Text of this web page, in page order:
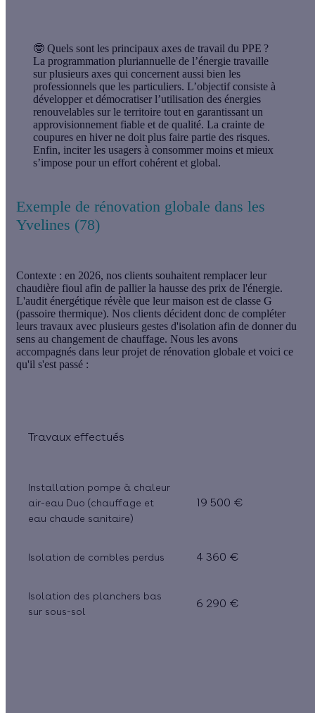
🤓 Quels sont les principaux axes de travail du PPE ?
La programmation pluriannuelle de l’énergie travaille
sur plusieurs axes qui concernent aussi bien les
professionnels que les particuliers. L’objectif consiste à
développer et démocratiser l’utilisation des énergies
renouvelables sur le territoire tout en garantissant un
approvisionnement fiable et de qualité. La crainte de
coupures en hiver ne doit plus faire partie des risques.
Enfin, inciter les usagers à consommer moins et mieux
s’impose pour un effort cohérent et global.
Exemple de rénovation globale dans les
Yvelines (78)
Contexte : en 2026, nos clients souhaitent remplacer leur
chaudière fioul afin de pallier la hausse des prix de l'énergie.
L'audit énergétique révèle que leur maison est de classe G
(passoire thermique). Nos clients décident donc de compléter
leurs travaux avec plusieurs gestes d'isolation afin de donner du
sens au changement de chauffage. Nous les avons
accompagnés dans leur projet de rénovation globale et voici ce
qu'il s'est passé :
Travaux effectués
Installation pompe à chaleur
air-eau Duo (chauffage et
eau chaude sanitaire)
19 500 €
Isolation de combles perdus 4 360 €
Isolation des planchers bas
sur sous-sol
6 290 €